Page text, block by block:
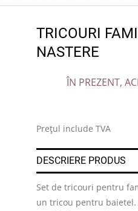
TRICOURI
NASTERE
ÎN PREZENT,
Prețul include TVA
DESCRIERE PRODUS
Set de tricouri pentru
un tricou pentru baietel.